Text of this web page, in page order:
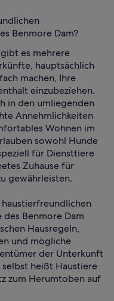
Benmore Dam?
es mehrere
hauptsächlich
machen, Ihre
einzubeziehen.
in den umliegenden
Annehmlichkeiten
Wohnen im
sowohl Hunde
für Diensttiere
Zuhause für
gewährleisten.
haustierfreundlichen
Benmore Dam
Hausregeln,
und mögliche
der Unterkunft
heißt Haustiere
zum Herumtoben auf